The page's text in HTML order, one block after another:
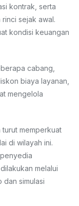
kontrak, serta
sejak awal.
kondisi keuangan
cabang,
biaya layanan,
mengelola
memperkuat
di wilayah ini.
melalui
simulasi